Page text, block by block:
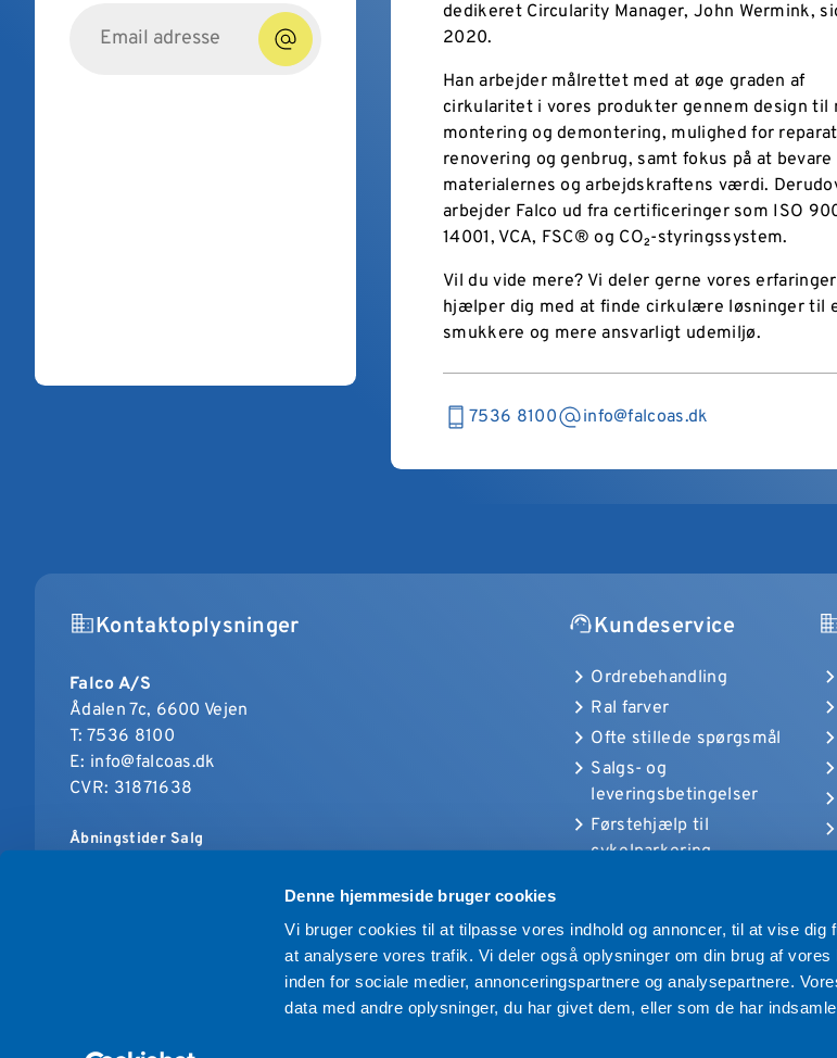
Denne hjemmeside bruger cookies
Vi bruger cookies til at tilpasse vores indhold og annoncer, til at vise dig
at analysere vores trafik. Vi deler også oplysninger om din brug af
inden for sociale medier, annonceringspartnere og analysepartnere.
data med andre oplysninger, du har givet dem, eller som de har
dedikeret Circularity Manager, John Wermink,
2020.
Han arbejder målrettet med at øge graden af
cirkularitet i vores produkter gennem design til
montering og demontering, mulighed for
renovering og genbrug, samt fokus på at bevare
materialernes og arbejdskraftens værdi.
arbejder Falco ud fra certificeringer som ISO
14001, VCA, FSC® og CO₂-styringssystem.
Vil du vide mere? Vi deler gerne vores
hjælper dig med at finde cirkulære løsninger til
smukkere og mere ansvarligt udemiljø.
7536 8100 info@falcoas.dk
Kontaktoplysninger
Falco A/S
Ådalen 7c, 6600 Vejen
T: 7536 8100
E: info@falcoas.dk
CVR: 31871638
Åbningstider Salg
Kundeservice
Ordrebehandling
Ral farver
Ofte stillede spørgsmål
Salgs- og
leveringsbetingelser
Førstehjælp til
cykelparkering
© 2026 Falco A/S - Alle rettigheder forbeholdes.